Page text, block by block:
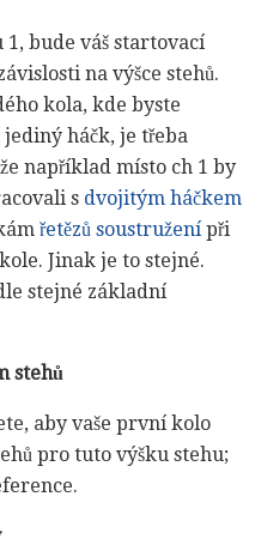
bude váš startovací
na výšce stehů.
kola, kde byste
háčk, je třeba
například místo ch 1 by
s dvojitým háčkem
řetězů soustružení při
Jinak je to stejné.
stejné základní
stehů
aby vaše první kolo
pro tuto výšku stehu;